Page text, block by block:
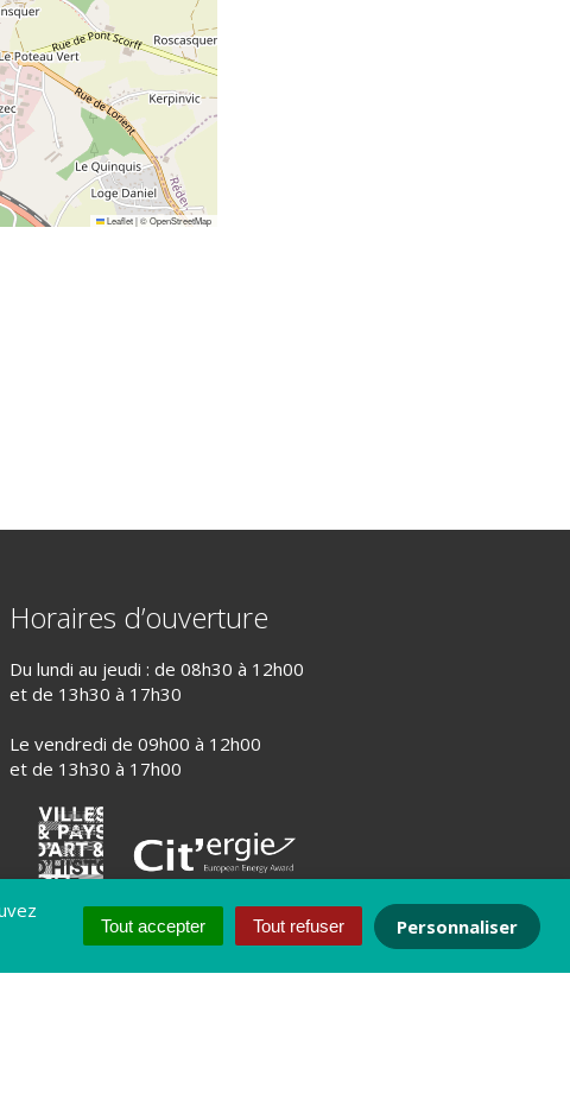
Tout accepter Tout refuser Personnaliser
Leaflet|©OpenStreetMap
Horaires d’ouverture
Du lundi au jeudi : de 08h30 à 12h00
et de 13h30 à 17h30
Le vendredi de 09h00 à 12h00
et de 13h30 à 17h00